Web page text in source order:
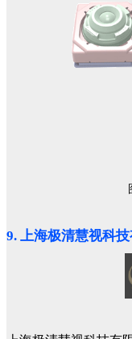
9. 上海极清慧视科技